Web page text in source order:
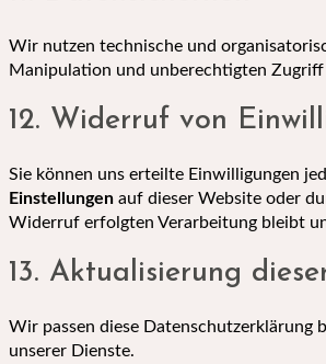
Wir nutzen technische und
Manipulation und unberechtigten Zugriff
12. Widerruf von
Sie können uns erteilte Einwilligungen
Einstellungen auf dieser Website oder
Widerruf erfolgten Verarbeitung bleibt
13. Aktualisierung
Wir passen diese Datenschutzerklärung
unserer Dienste.